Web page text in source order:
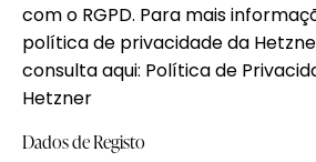
com o RGPD. Para mais
política de privacidade da
consulta aqui: Política de
Hetzner
Dados de Registo